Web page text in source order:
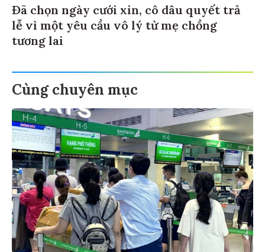
Đã chọn ngày cưới xin, cô dâu quyết trả
lễ vì một yêu cầu vô lý từ mẹ chồng
tương lai
Cùng chuyên mục